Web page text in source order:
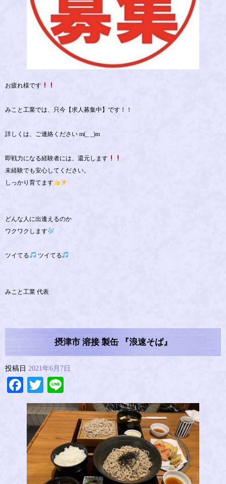
お疲れ様です
みこと工業では、只今【求人募集中】です！！
詳しくは、ご連絡ください m(_ _)m
即戦力になる経験者には、還元します
未経験でも安心してください。
しっかり育てます
どんな人に出逢えるのか
ワクワクします
ツイてる ツイてる
みこと工業 代表
摂津市 溶接 製缶 『浪速そば』
投稿日 2021年6月7日
Facebook
Twitter